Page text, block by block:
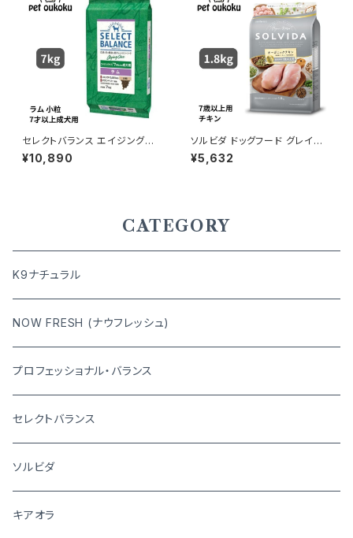
セレクトバランス エイジングケ
ア ラム 小粒 7才以上の成犬用
7kg
¥10,890
ソルビダ ドッグフード グレイン
フリー チキン 室内飼育７歳以上
用 1.8kg 4562312014527
¥5,632
CATEGORY
K9ナチュラル
NOW FRESH (ナウフレッシュ)
プロフェッショナル・バランス
セレクトバランス
ソルビダ
キアオラ